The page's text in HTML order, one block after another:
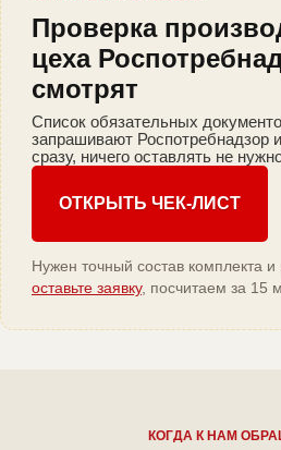
Проверка
цеха
смотрят
Список обязательных
запрашивают
сразу, ничего оставлять не
ОТКРЫТЬ ЧЕК-ЛИСТ
Нужен точный состав комплекта
оставьте заявку, посчитаем за 15
КОГДА К НАМ